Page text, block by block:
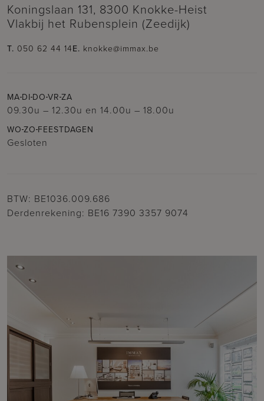
Koningslaan 131, 8300 Knokke-Heist
Vlakbij het Rubensplein (Zeedijk)
T. 050 62 44 14E. knokke@immax.be
MA DI DO VR ZA
09.30u – 12.30u en 14.00u – 18.00u
WO ZO FEESTDAGEN
Gesloten
BTW: BE1036.009.686
Derdenrekening: BE16 7390 3357 9074